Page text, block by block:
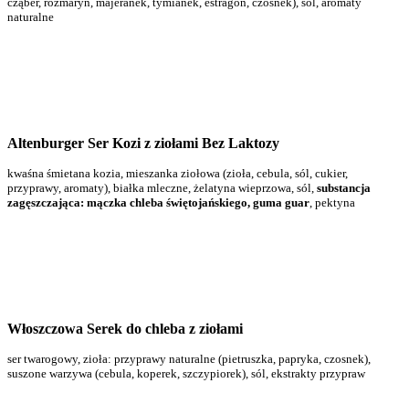
naturalne
Altenburger Ser Kozi z ziołami Bez Laktozy
kwaśna śmietana kozia, mieszanka ziołowa (zioła, cebula, sól, cukier,
przyprawy, aromaty), białka mleczne, żelatyna wieprzowa, sól, substancja
zagęszczająca: mączka chleba świętojańskiego, guma guar , pektyna
Włoszczowa Serek do chleba z ziołami
ser twarogowy, zioła: przyprawy naturalne (pietruszka, papryka, czosnek),
suszone warzywa (cebula, koperek, szczypiorek), sól, ekstrakty przypraw